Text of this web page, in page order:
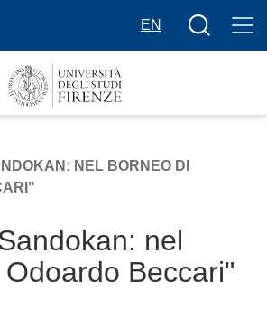
EN
Bottone
NEL BORNEO DI
nel
Beccari"